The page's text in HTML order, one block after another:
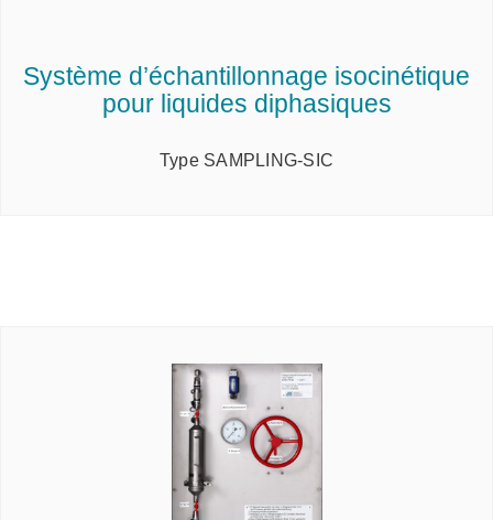
Système d’échantillonnage isocinétique
pour liquides diphasiques
Type SAMPLING-SIC